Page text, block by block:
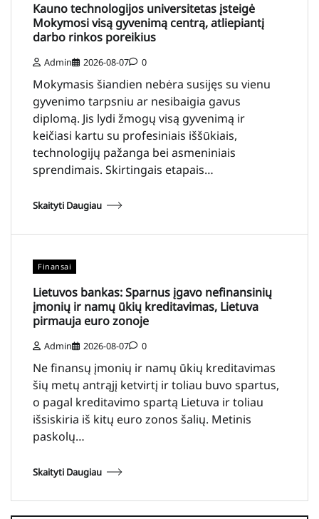
Kauno technologijos universitetas įsteigė
Mokymosi visą gyvenimą centrą, atliepiantį
darbo rinkos poreikius
Admin 2026-08-07 0
Mokymasis šiandien nebėra susijęs su vienu
gyvenimo tarpsniu ar nesibaigia gavus
diplomą. Jis lydi žmogų visą gyvenimą ir
keičiasi kartu su profesiniais iššūkiais,
technologijų pažanga bei asmeniniais
sprendimais. Skirtingais etapais…
Skaityti Daugiau
Finansai
Lietuvos bankas: Sparnus įgavo nefinansinių
įmonių ir namų ūkių kreditavimas, Lietuva
pirmauja euro zonoje
Admin 2026-08-07 0
Ne finansų įmonių ir namų ūkių kreditavimas
šių metų antrąjį ketvirtį ir toliau buvo spartus,
o pagal kreditavimo spartą Lietuva ir toliau
išsiskiria iš kitų euro zonos šalių. Metinis
paskolų…
Skaityti Daugiau